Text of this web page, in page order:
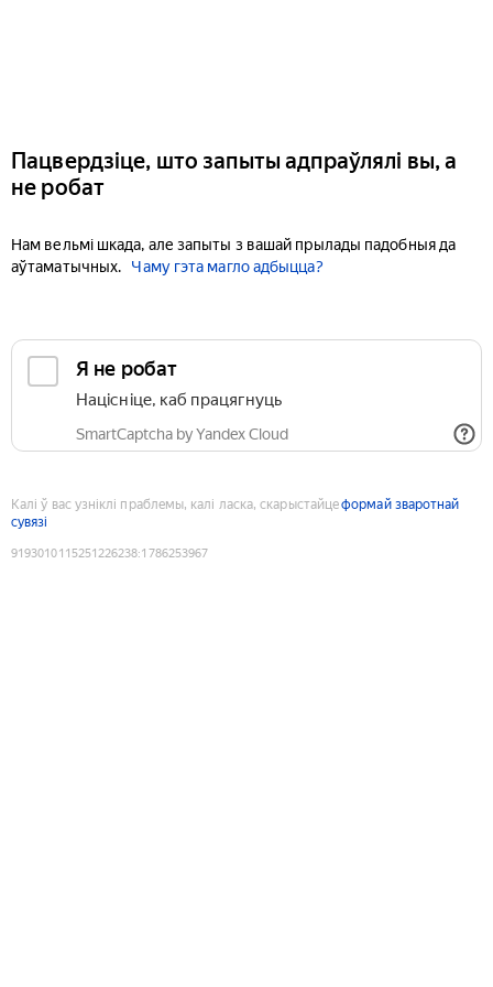
Пацвердзіце, што запыты адпраўлялі вы, а
не робат
Нам вельмі шкада, але запыты з вашай прылады падобныя да
аўтаматычных.
Чаму гэта магло адбыцца?
Я не робат
Націсніце, каб працягнуць
SmartCaptcha by Yandex Cloud
Калі ў вас узніклі праблемы, калі ласка, скарыстайцеформай зваротнай
сувязі
9193010115251226238:1786253967